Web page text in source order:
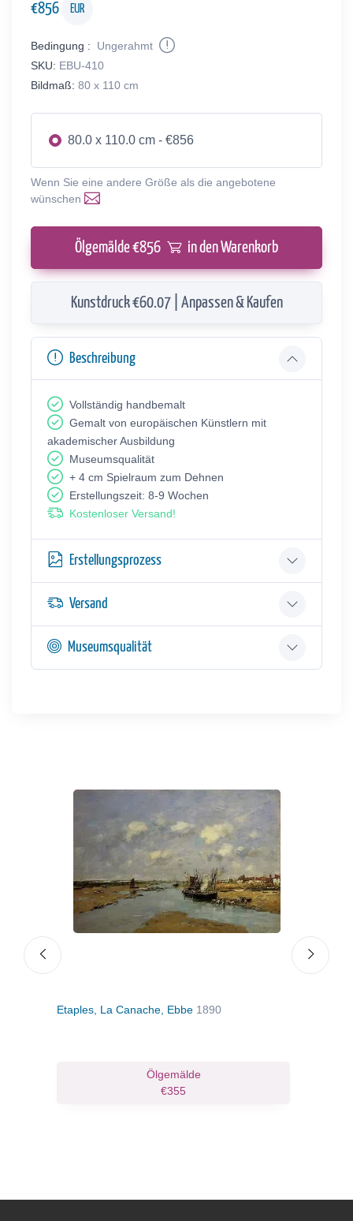
€856 EUR
Bedingung :
Ungerahmt
SKU: EBU-410
Bildmaß: 80 x 110 cm
80.0 x 110.0 cm - €856
Wenn Sie eine andere Größe als die angebotene
wünschen
Ölgemälde €856 in den Warenkorb
Kunstdruck €60.07 | Anpassen & Kaufen
Beschreibung
Vollständig handbemalt
Gemalt von europäischen Künstlern mit
akademischer Ausbildung
Museumsqualität
+ 4 cm Spielraum zum Dehnen
Erstellungszeit: 8-9 Wochen
Kostenloser Versand!
Erstellungsprozess
Versand
Museumsqualität
Etaples, La Canache, Ebbe 1890
Ölgemälde
€355